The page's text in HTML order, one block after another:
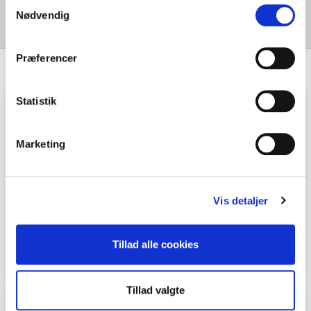
Nødvendig
Præferencer
Statistik
Marketing
Vis detaljer
Tillad alle cookies
Tillad valgte
Du kan vælge